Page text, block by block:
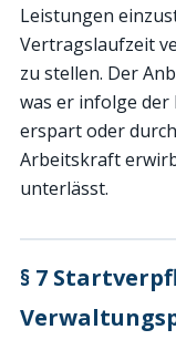
Leistungen
Vertragslaufzeit
zu stellen. Der
was er infolge
erspart oder
Arbeitskraft
unterlässt.
§ 7